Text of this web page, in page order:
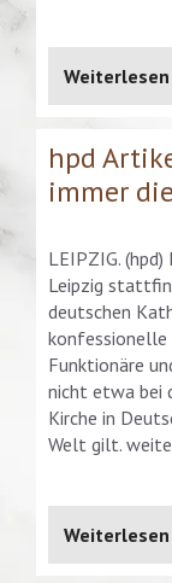
Weiterlesen
hpd
immer
LEIPZIG.
Leipzig
deutschen
Funktionäre
nicht etwa bei
Kirche in
Welt gilt.
Weiterlesen